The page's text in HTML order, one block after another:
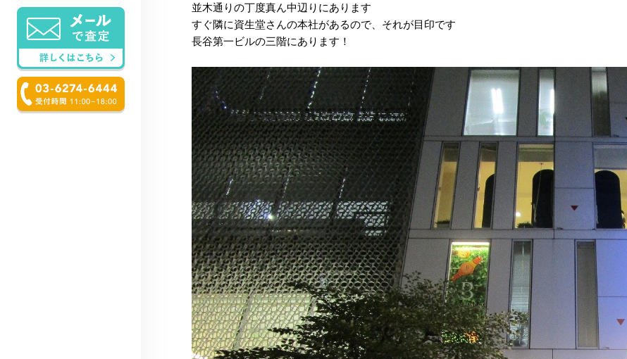
並木通りの丁度真ん中辺りにあります
すぐ隣に資生堂さんの本社があるので、それが目印です
長谷第一ビルの三階にあります！